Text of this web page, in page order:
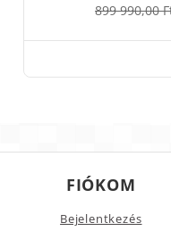
899 990,00
FIÓKOM
Bejelentkezés